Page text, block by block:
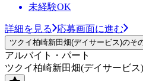
未経験OK
詳細を見る 応募画面に進む
ツクイ柏崎新田畑(デイサービス)のそ
アルバイト・パート
ツクイ柏崎新田畑(デイサービス)